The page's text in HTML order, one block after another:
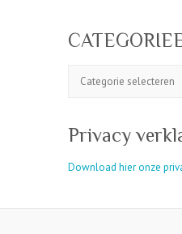
Privacy
Download hier onze